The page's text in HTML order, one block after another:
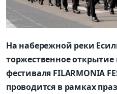
На набережной реки
торжественное
фестиваля FILARMONIA
проводится в рамках